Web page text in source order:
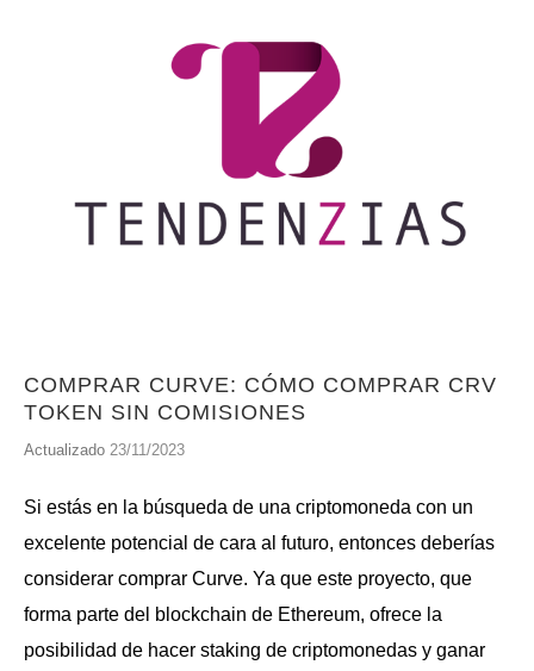
COMPRAR CURVE: CÓMO COMPRAR CRV
TOKEN SIN COMISIONES
Actualizado 23/11/2023
Si estás en la búsqueda de una criptomoneda con un
excelente potencial de cara al futuro, entonces deberías
considerar comprar Curve. Ya que este proyecto, que
forma parte del blockchain de Ethereum, ofrece la
posibilidad de hacer staking de criptomonedas y ganar